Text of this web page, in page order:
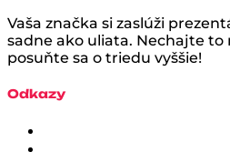
Vaša značka si zaslúži
sadne ako uliata. Nechajte to
posuňte sa o triedu vyššie!
Odkazy